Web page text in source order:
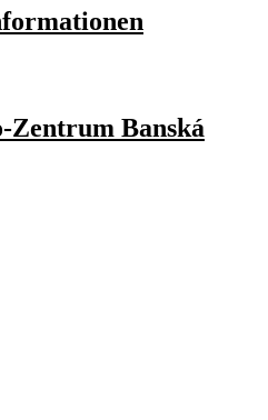
Zentrum Banská